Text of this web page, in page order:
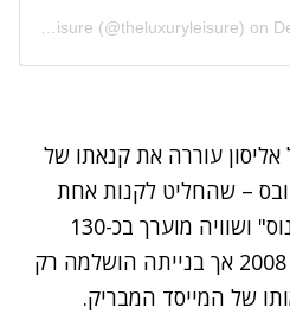
A post shared by The Luxury Leisure (@theluxuryleisure) on
עוררה את קנאתו של
– שהחליט לקנות אחת
לעצמו. היאכטה ששמה "ונוס" ושוויה מוערך בכ-130
מיליון דולר הוזמנה בשנת 2008 אך בנייתה הושלמה רק
מותו של המייסד המבריק.